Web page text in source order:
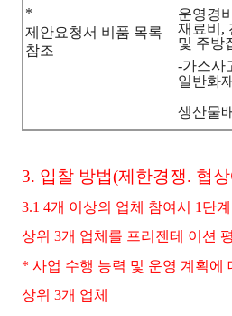
*
제안요청서 비품 목록
참조
운영경
재료비,
및 주방
-가스사
일반화
생산물
3. 입찰 방법(제한경쟁. 협
3.1 4개 이상의 업체 참여시 1단
상위 3개 업체를 프리젠테 이션
* 사업 수행 능력 및 운영 계획에
상위 3개 업체